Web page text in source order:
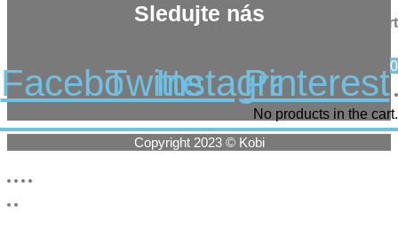
Shopping Cart
0
No products in the cart.
Sledujte nás
Facebook
Twitter
Instagram
Pinterest
Copyright 2023 © Kobi